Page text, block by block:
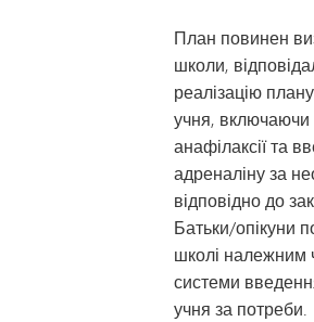
План повинен
школи,
реалізацію
учня, включаючи
анафілаксії та
адреналіну за
відповідно до
Батьки/опікуни
школі належним
системи
учня за потреби.